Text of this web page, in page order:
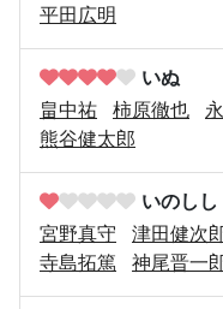
平田広明
いぬ
畠中祐
柿原徹也
熊谷健太郎
いのしし
宮野真守
津田健次
寺島拓篤
神尾晋一